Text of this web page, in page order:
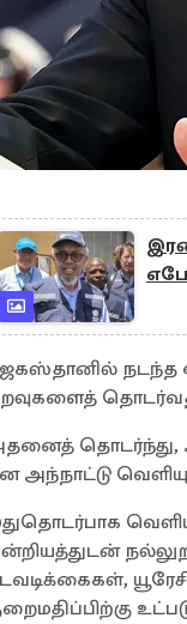
நடந்த
தொடர்ந்து,
அந்நாட்டு